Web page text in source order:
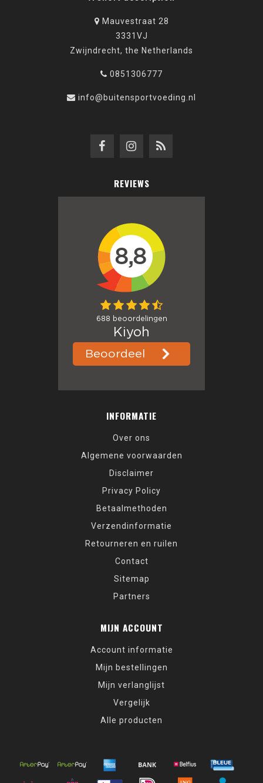
Mauvestraat 28
3331VJ
Zwijndrecht, the Netherlands
0851306777
info@buitensportvoeding.nl
REVIEWS
INFORMATIE
Over ons
Algemene voorwaarden
Disclaimer
Privacy Policy
Betaalmethoden
Verzendinformatie
Retourneren en ruilen
Contact
Sitemap
Partners
MIJN ACCOUNT
Account informatie
Mijn bestellingen
Mijn verlanglijst
Vergelijk
Alle producten